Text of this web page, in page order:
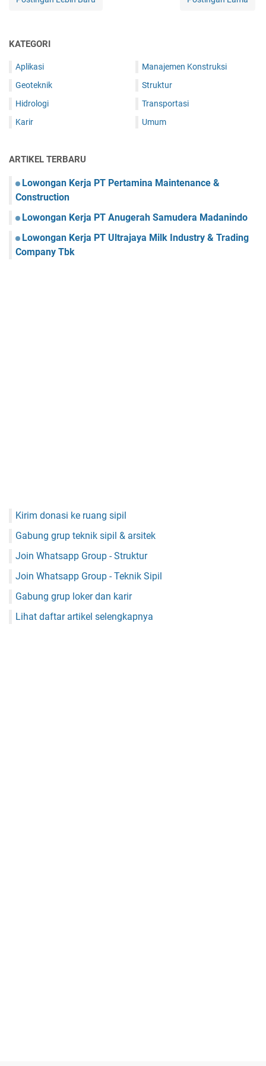
KATEGORI
Aplikasi
Geoteknik
Hidrologi
Karir
Manajemen Konstruksi
Struktur
Transportasi
Umum
ARTIKEL TERBARU
Lowongan Kerja PT Pertamina Maintenance &
Construction
Lowongan Kerja PT Anugerah Samudera Madanindo
Lowongan Kerja PT Ultrajaya Milk Industry & Trading
Company Tbk
Kirim donasi ke ruang sipil
Gabung grup teknik sipil & arsitek
Join Whatsapp Group - Struktur
Join Whatsapp Group - Teknik Sipil
Gabung grup loker dan karir
Lihat daftar artikel selengkapnya